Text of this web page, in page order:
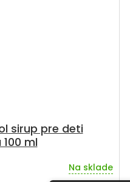
sirup pre deti
ml
Na sklade